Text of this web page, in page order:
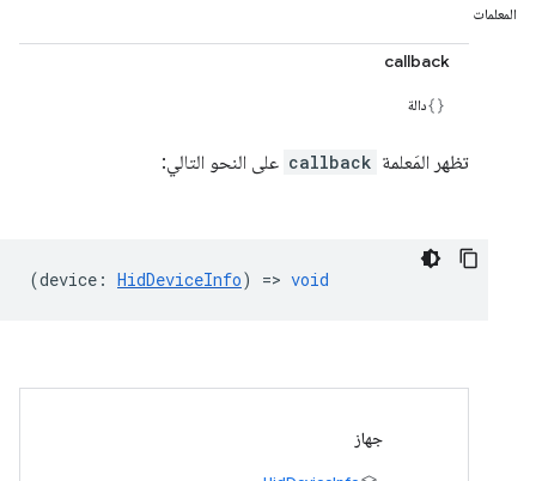
المعلمات
callback
دالة
تظهر المَعلمة callback على النحو التالي:
(device : HidDeviceInfo) => void
جهاز